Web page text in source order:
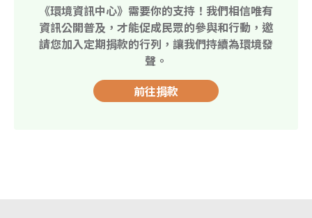
《環境資訊中心》需要你的支持！我們相信唯有
資訊公開普及，才能促成民眾的參與和行動，邀
請您加入定期捐款的行列，讓我們持續為環境發
聲。
前往捐款